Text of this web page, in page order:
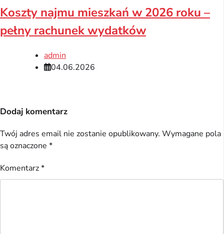
Koszty najmu mieszkań w 2026 roku –
pełny rachunek wydatków
admin
04.06.2026
Dodaj komentarz
Twój adres email nie zostanie opublikowany. Wymagane pola
są oznaczone *
Komentarz*